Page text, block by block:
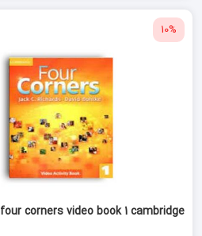
10%
four corners video book 1 cambridge